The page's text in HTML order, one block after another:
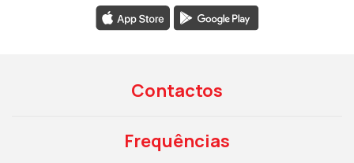
Contactos
Frequências